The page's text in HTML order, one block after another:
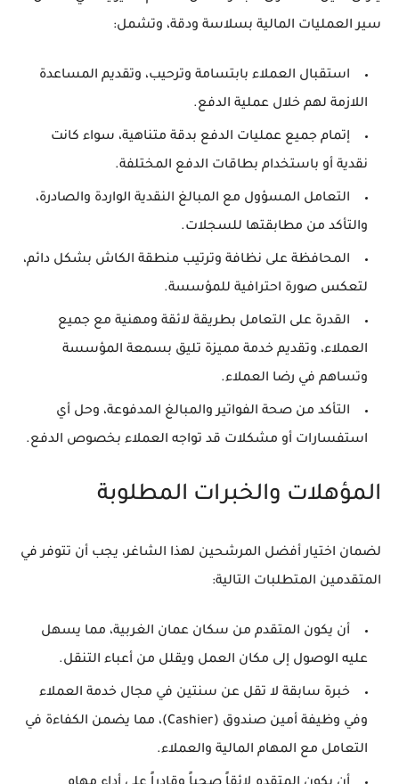
سير العمليات المالية بسلاسة ودقة، وتشمل:
استقبال العملاء بابتسامة وترحيب، وتقديم المساعدة
اللازمة لهم خلال عملية الدفع.
إتمام جميع عمليات الدفع بدقة متناهية، سواء كانت
نقدية أو باستخدام بطاقات الدفع المختلفة.
التعامل المسؤول مع المبالغ النقدية الواردة والصادرة،
والتأكد من مطابقتها للسجلات.
المحافظة على نظافة وترتيب منطقة الكاش بشكل دائم،
لتعكس صورة احترافية للمؤسسة.
القدرة على التعامل بطريقة لائقة ومهنية مع جميع
العملاء، وتقديم خدمة مميزة تليق بسمعة المؤسسة
وتساهم في رضا العملاء.
التأكد من صحة الفواتير والمبالغ المدفوعة، وحل أي
استفسارات أو مشكلات قد تواجه العملاء بخصوص الدفع.
المؤهلات والخبرات المطلوبة
لضمان اختيار أفضل المرشحين لهذا الشاغر، يجب أن تتوفر في
المتقدمين المتطلبات التالية:
أن يكون المتقدم من سكان عمان الغربية، مما يسهل
عليه الوصول إلى مكان العمل ويقلل من أعباء التنقل.
خبرة سابقة لا تقل عن سنتين في مجال خدمة العملاء
وفي وظيفة أمين صندوق (Cashier)، مما يضمن الكفاءة في
التعامل مع المهام المالية والعملاء.